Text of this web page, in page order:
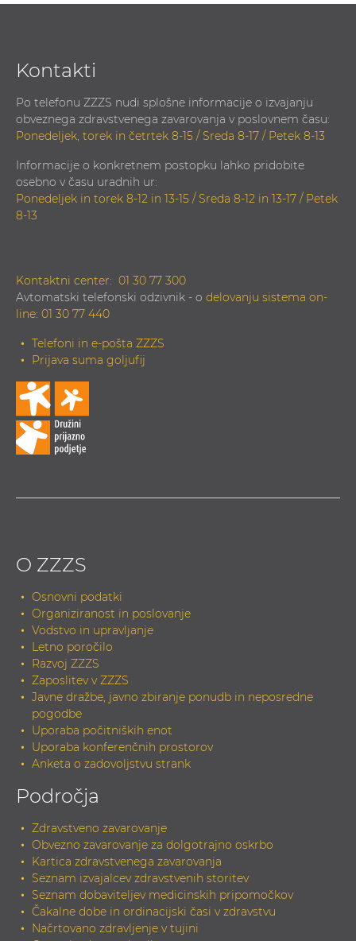
Kontakti
Po telefonu ZZZS nudi splošne informacije o izvajanju
obveznega zdravstvenega zavarovanja v poslovnem času:
Ponedeljek, torek in četrtek 8-15 / Sreda 8-17 / Petek 8-13
Informacije o konkretnem postopku lahko pridobite
osebno v času uradnih ur:
Ponedeljek in torek 8-12 in 13-15 / Sreda 8-12 in 13-17 / Petek
8-13
Kontaktni center: 01 30 77 300
Avtomatski telefonski odzivnik - o delovanju sistema on-
line: 01 30 77 440
Telefoni in e-pošta ZZZS
Prijava suma goljufij
O ZZZS
Osnovni podatki
Organiziranost in poslovanje
Vodstvo in upravljanje
Letno poročilo
Razvoj ZZZS
Zaposlitev v ZZZS
Javne dražbe, javno zbiranje ponudb in neposredne
pogodbe
Uporaba počitniških enot
Uporaba konferenčnih prostorov
Anketa o zadovoljstvu strank
Področja
Zdravstveno zavarovanje
Obvezno zavarovanje za dolgotrajno oskrbo
Kartica zdravstvenega zavarovanja
Seznam izvajalcev zdravstvenih storitev
Seznam dobaviteljev medicinskih pripomočkov
Čakalne dobe in ordinacijski časi v zdravstvu
Načrtovano zdravljenje v tujini